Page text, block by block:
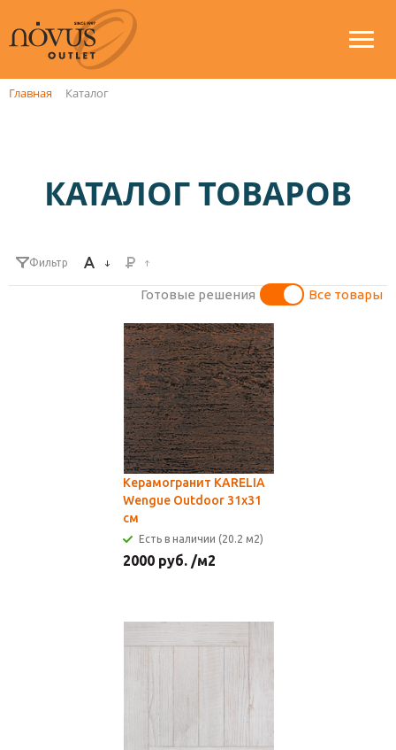
Главная Каталог
КАТАЛОГ ТОВАРОВ
Фильтр
Готовые решения Все товары
Керамогранит KARELIA
Wengue Outdoor 31x31
см
Есть в наличии (20.2 м2)
2000 руб. /м2